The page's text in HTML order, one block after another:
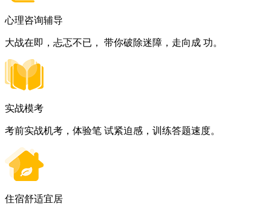
心理咨询辅导
大战在即，忐忑不已， 带你破除迷障，走向成 功。
实战模考
考前实战机考，体验笔 试紧迫感，训练答题速度。
住宿舒适宜居